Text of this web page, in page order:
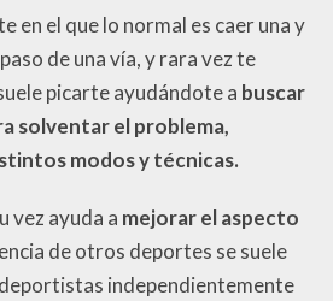
en el que lo normal es caer una y
de una vía, y rara vez te
picarte ayudándote a buscar
solventar el problema,
modos y técnicas.
vez ayuda a mejorar el aspecto
de otros deportes se suele
independientemente